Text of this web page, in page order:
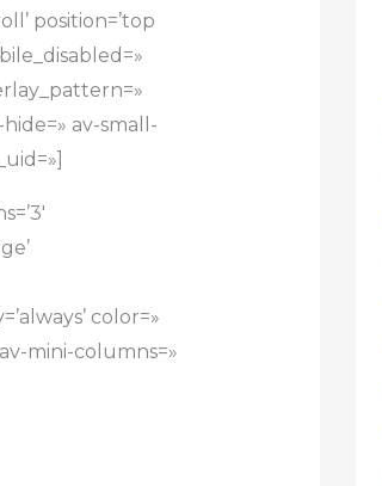
position=’top
av-small-
color=»
mini-columns=»